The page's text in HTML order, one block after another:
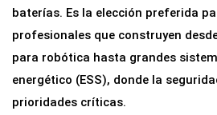
baterías. Es la elección preferida
profesionales que construyen
para robótica hasta grandes
energético (ESS), donde la
prioridades críticas.